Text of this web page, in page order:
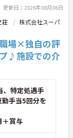
文
く
相
度
管
更新日：2026年08月06日
荘
株式会社スーパ
職場×独自の評
♪施設での介
、特定処遇手
手当5回分を
賞与